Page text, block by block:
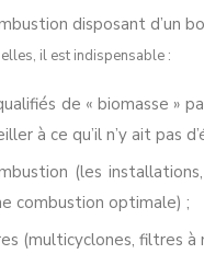
disposant d’un
il est indispensable :
de « biomasse »
à ce qu’il n’y ait pas
(les
combustion optimale) ;
(multicyclones, filtres à